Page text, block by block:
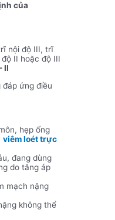
của
nội độ III, trĩ
II hoặc độ III
II
ứng điều
hẹp ống
viêm loét trực
đang dùng
do tăng áp
mạch nặng
không thể